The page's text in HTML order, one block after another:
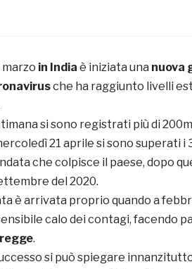
in India è iniziata una nuova
che ha raggiunto livelli
si sono registrati più di
21 aprile si sono superati i
che colpisce il paese, dopo
del 2020.
è arrivata proprio quando a
calo dei contagi, facendo
.
si può spiegare